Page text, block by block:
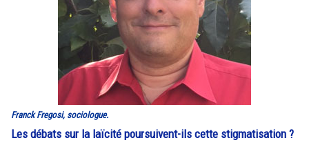
Franck Fregosi, sociologue.
Les débats sur la laïcité poursuivent-ils cette stigmatisation ?